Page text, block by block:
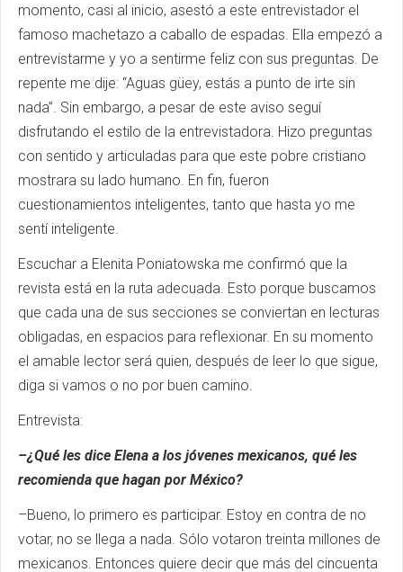
momento, casi al inicio, asestó a este entrevistador el
famoso machetazo a caballo de espadas. Ella empezó a
entrevistarme y yo a sentirme feliz con sus preguntas. De
repente me dije: “Aguas güey, estás a punto de irte sin
nada”. Sin embargo, a pesar de este aviso seguí
disfrutando el estilo de la entrevistadora. Hizo preguntas
con sentido y articuladas para que este pobre cristiano
mostrara su lado humano. En fin, fueron
cuestionamientos inteligentes, tanto que hasta yo me
sentí inteligente.
Escuchar a Elenita Poniatowska me confirmó que la
revista está en la ruta adecuada. Esto porque buscamos
que cada una de sus secciones se conviertan en lecturas
obligadas, en espacios para reflexionar. En su momento
el amable lector será quien, después de leer lo que sigue,
diga si vamos o no por buen camino.
Entrevista:
–¿Qué les dice Elena a los jóvenes mexicanos, qué les
recomienda que hagan por México?
–Bueno, lo primero es participar. Estoy en contra de no
votar, no se llega a nada. Sólo votaron treinta millones de
mexicanos. Entonces quiere decir que más del cincuenta